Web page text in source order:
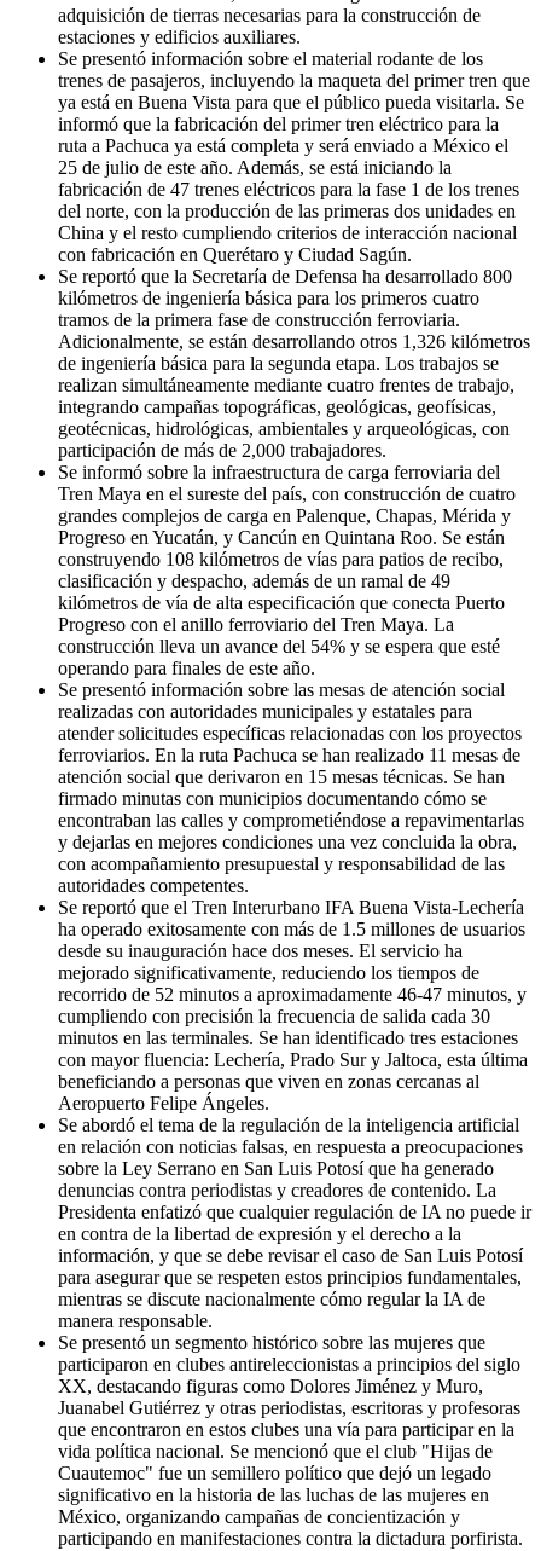
adquisición de tierras necesarias para la construcción de
estaciones y edificios auxiliares.
Se presentó información sobre el material rodante de los
trenes de pasajeros, incluyendo la maqueta del primer tren que
ya está en Buena Vista para que el público pueda visitarla. Se
informó que la fabricación del primer tren eléctrico para la
ruta a Pachuca ya está completa y será enviado a México el
25 de julio de este año. Además, se está iniciando la
fabricación de 47 trenes eléctricos para la fase 1 de los trenes
del norte, con la producción de las primeras dos unidades en
China y el resto cumpliendo criterios de interacción nacional
con fabricación en Querétaro y Ciudad Sagún.
Se reportó que la Secretaría de Defensa ha desarrollado 800
kilómetros de ingeniería básica para los primeros cuatro
tramos de la primera fase de construcción ferroviaria.
Adicionalmente, se están desarrollando otros 1,326 kilómetros
de ingeniería básica para la segunda etapa. Los trabajos se
realizan simultáneamente mediante cuatro frentes de trabajo,
integrando campañas topográficas, geológicas, geofísicas,
geotécnicas, hidrológicas, ambientales y arqueológicas, con
participación de más de 2,000 trabajadores.
Se informó sobre la infraestructura de carga ferroviaria del
Tren Maya en el sureste del país, con construcción de cuatro
grandes complejos de carga en Palenque, Chapas, Mérida y
Progreso en Yucatán, y Cancún en Quintana Roo. Se están
construyendo 108 kilómetros de vías para patios de recibo,
clasificación y despacho, además de un ramal de 49
kilómetros de vía de alta especificación que conecta Puerto
Progreso con el anillo ferroviario del Tren Maya. La
construcción lleva un avance del 54% y se espera que esté
operando para finales de este año.
Se presentó información sobre las mesas de atención social
realizadas con autoridades municipales y estatales para
atender solicitudes específicas relacionadas con los proyectos
ferroviarios. En la ruta Pachuca se han realizado 11 mesas de
atención social que derivaron en 15 mesas técnicas. Se han
firmado minutas con municipios documentando cómo se
encontraban las calles y comprometiéndose a repavimentarlas
y dejarlas en mejores condiciones una vez concluida la obra,
con acompañamiento presupuestal y responsabilidad de las
autoridades competentes.
Se reportó que el Tren Interurbano IFA Buena Vista-Lechería
ha operado exitosamente con más de 1.5 millones de usuarios
desde su inauguración hace dos meses. El servicio ha
mejorado significativamente, reduciendo los tiempos de
recorrido de 52 minutos a aproximadamente 46-47 minutos, y
cumpliendo con precisión la frecuencia de salida cada 30
minutos en las terminales. Se han identificado tres estaciones
con mayor fluencia: Lechería, Prado Sur y Jaltoca, esta última
beneficiando a personas que viven en zonas cercanas al
Aeropuerto Felipe Ángeles.
Se abordó el tema de la regulación de la inteligencia artificial
en relación con noticias falsas, en respuesta a preocupaciones
sobre la Ley Serrano en San Luis Potosí que ha generado
denuncias contra periodistas y creadores de contenido. La
Presidenta enfatizó que cualquier regulación de IA no puede ir
en contra de la libertad de expresión y el derecho a la
información, y que se debe revisar el caso de San Luis Potosí
para asegurar que se respeten estos principios fundamentales,
mientras se discute nacionalmente cómo regular la IA de
manera responsable.
Se presentó un segmento histórico sobre las mujeres que
participaron en clubes antireleccionistas a principios del siglo
XX, destacando figuras como Dolores Jiménez y Muro,
Juanabel Gutiérrez y otras periodistas, escritoras y profesoras
que encontraron en estos clubes una vía para participar en la
vida política nacional. Se mencionó que el club "Hijas de
Cuautemoc" fue un semillero político que dejó un legado
significativo en la historia de las luchas de las mujeres en
México, organizando campañas de concientización y
participando en manifestaciones contra la dictadura porfirista.